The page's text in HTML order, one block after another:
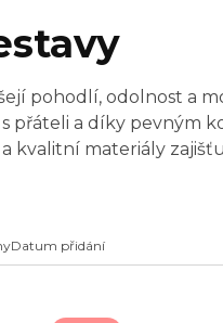
pohodlí, odolnost a
přáteli a díky pevným
kvalitní materiály
Datum přidání